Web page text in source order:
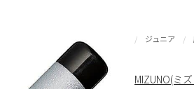
ジュニア
MIZUNO(ミ